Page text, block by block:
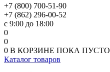
+7 (800) 700-51-90
+7 (862) 296-00-52
с 9:00 до 18:00
0
0
0 В КОРЗИНЕ ПОКА ПУСТО
Каталог товаров